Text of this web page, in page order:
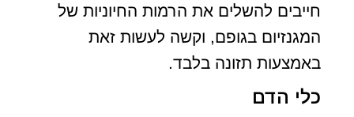
חייבים להשלים את הרמות החיוניות של
המגנזיום בגופם, וקשה לעשות זאת
באמצעות תזונה בלבד.
כלי הדם